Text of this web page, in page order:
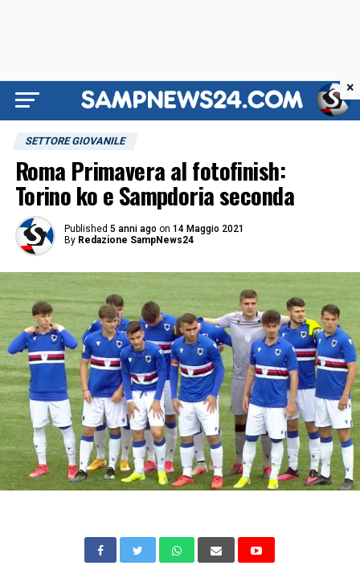
SETTORE GIOVANILE
Roma Primavera al fotofinish:
Torino ko e Sampdoria seconda
Published 5 anni ago on 14 Maggio 2021
By Redazione SampNews24
×